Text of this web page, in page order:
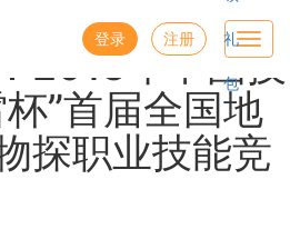
登录 注册 礼
包
2018年中国技
”首届全国地
探职业技能竞